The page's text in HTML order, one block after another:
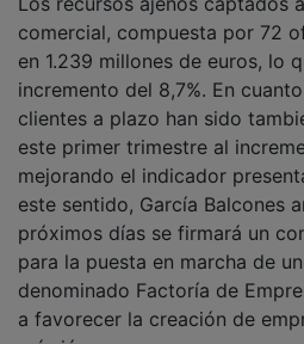
comercial, compuesta por 72
en 1.239 millones de euros, lo
incremento del 8,7%. En cuanto
clientes a plazo han sido
este primer trimestre al
mejorando el indicador
este sentido, García Balcones
próximos días se firmará un
para la puesta en marcha de
denominado Factoría de
a favorecer la creación de
más jóvenes.